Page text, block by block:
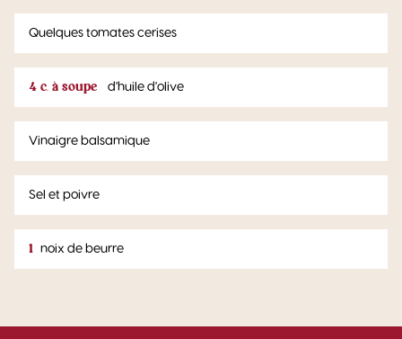
Quelques tomates cerises
4 c. à soupe d'huile d'olive
Vinaigre balsamique
Sel et poivre
1 noix de beurre